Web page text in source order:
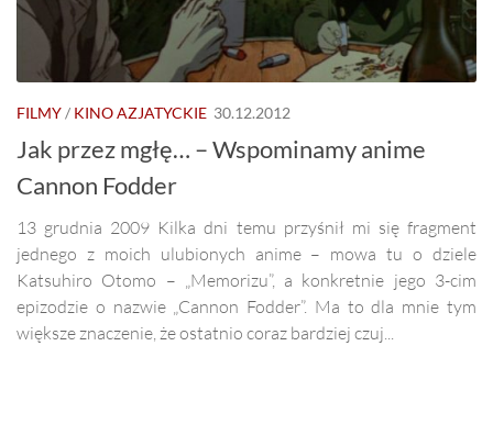
FILMY/ KINO AZJATYCKIE 30.12.2012
Jak przez mgłę… – Wspominamy anime
Cannon Fodder
13 grudnia 2009 Kilka dni temu przyśnił mi się fragment
jednego z moich ulubionych anime – mowa tu o dziele
Katsuhiro Otomo – „Memorizu”, a konkretnie jego 3-cim
epizodzie o nazwie „Cannon Fodder”. Ma to dla mnie tym
większe znaczenie, że ostatnio coraz bardziej czuj...